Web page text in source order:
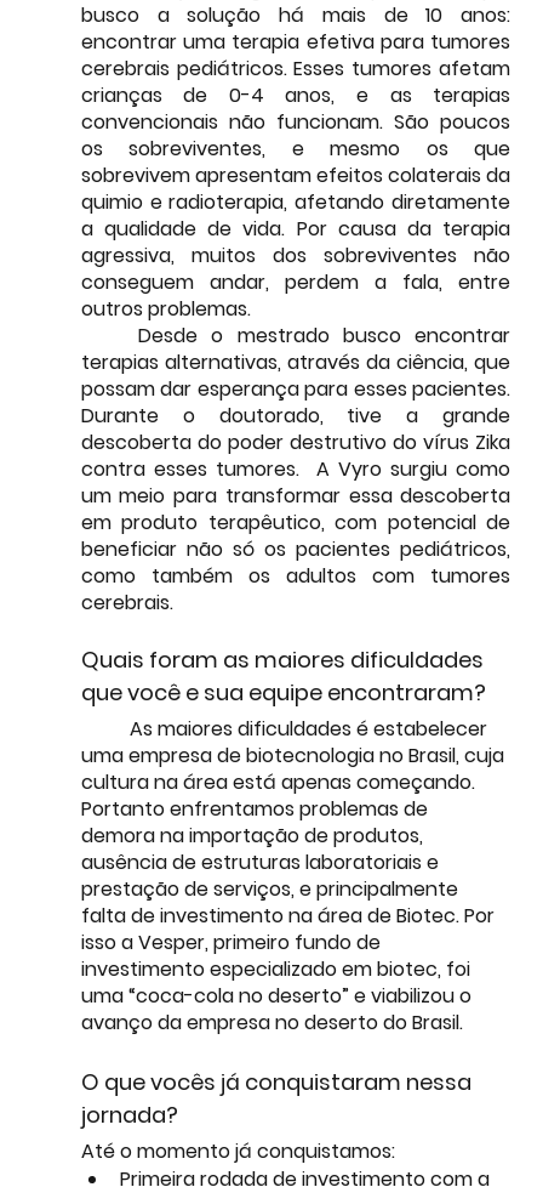
busco a solução há mais de 10 anos:
encontrar uma terapia efetiva para tumores
cerebrais pediátricos. Esses tumores afetam
crianças de 0-4 anos, e as terapias
convencionais não funcionam. São poucos
os sobreviventes, e mesmo os que
sobrevivem apresentam efeitos colaterais da
quimio e radioterapia, afetando diretamente
a qualidade de vida. Por causa da terapia
agressiva, muitos dos sobreviventes não
conseguem andar, perdem a fala, entre
outros problemas.
	Desde o mestrado busco encontrar
terapias alternativas, através da ciência, que
possam dar esperança para esses pacientes.
Durante o doutorado, tive a grande
descoberta do poder destrutivo do vírus Zika
contra esses tumores.  A Vyro surgiu como
um meio para transformar essa descoberta
em produto terapêutico, com potencial de
beneficiar não só os pacientes pediátricos,
como também os adultos com tumores
cerebrais.
Quais foram as maiores dificuldades
que você e sua equipe encontraram?
uma empresa de biotecnologia no Brasil, cuja
cultura na área está apenas começando.
Portanto enfrentamos problemas de
demora na importação de produtos,
ausência de estruturas laboratoriais e
prestação de serviços, e principalmente
falta de investimento na área de Biotec. Por
isso a Vesper, primeiro fundo de
investimento especializado em biotec, foi
uma “coca-cola no deserto” e viabilizou o
avanço da empresa no deserto do Brasil.
O que vocês já conquistaram nessa
jornada?
Até o momento já conquistamos:
Primeira rodada de investimento com a